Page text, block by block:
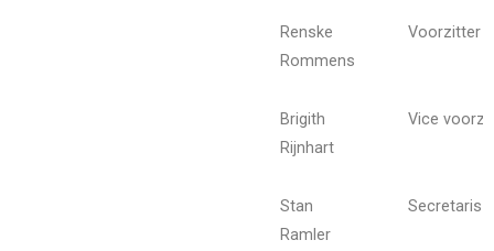
Renske
Rommens
Voorzitter
Brigith
Rijnhart
Vice
Stan
Ramler
Secretaris